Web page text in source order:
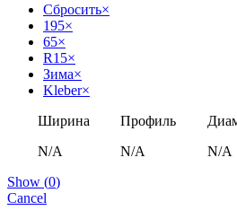
Сбросить×
195×
65×
R15×
Зима×
Kleber×
Ширина
N/A
Профиль
N/A
N/A
Show (0)
Cancel